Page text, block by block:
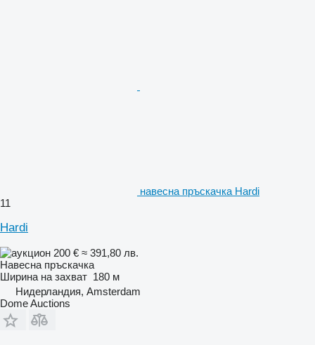
навесна пръскачка Hardi
11
Hardi
200 € ≈ 391,80 лв.
Навесна пръскачка
Ширина на захват 180 м
Нидерландия, Amsterdam
Dome Auctions